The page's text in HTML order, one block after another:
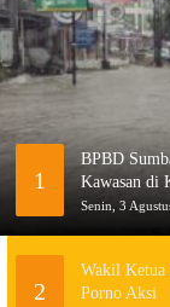
1
BPBD
Kawasan di
Senin, 3
2
Wakil Ketua
Porno Aksi